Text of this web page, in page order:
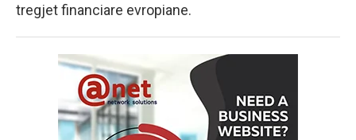
tregjet financiare evropiane.